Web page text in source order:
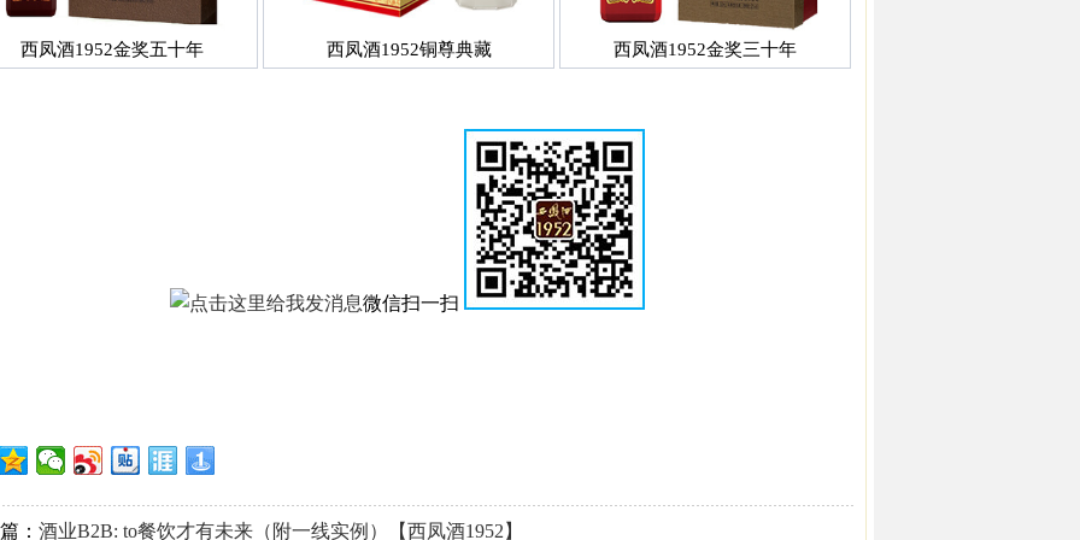
西凤酒1952金奖五十年 西凤酒1952铜尊典藏 西凤酒1952金奖三十年
微信扫一扫
： 酒业B2B: to餐饮才有未来（附一线实例）【西凤酒1952】